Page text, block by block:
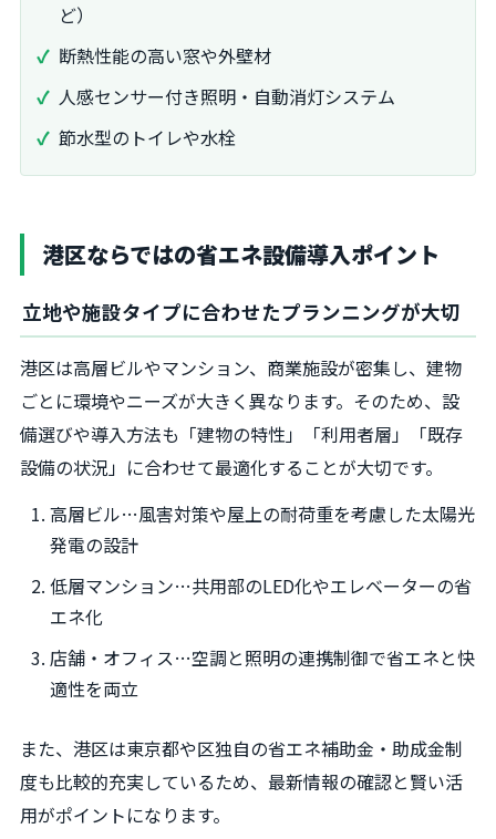
ど）
断熱性能の高い窓や外壁材
人感センサー付き照明・自動消灯システム
節水型のトイレや水栓
港区ならではの省エネ設備導入ポイント
立地や施設タイプに合わせたプランニングが大切
港区は高層ビルやマンション、商業施設が密集し、建物
ごとに環境やニーズが大きく異なります。そのため、設
備選びや導入方法も「建物の特性」「利用者層」「既存
設備の状況」に合わせて最適化することが大切です。
高層ビル…風害対策や屋上の耐荷重を考慮した太陽光
発電の設計
低層マンション…共用部のLED化やエレベーターの省
エネ化
店舗・オフィス…空調と照明の連携制御で省エネと快
適性を両立
また、港区は東京都や区独自の省エネ補助金・助成金制
度も比較的充実しているため、最新情報の確認と賢い活
用がポイントになります。